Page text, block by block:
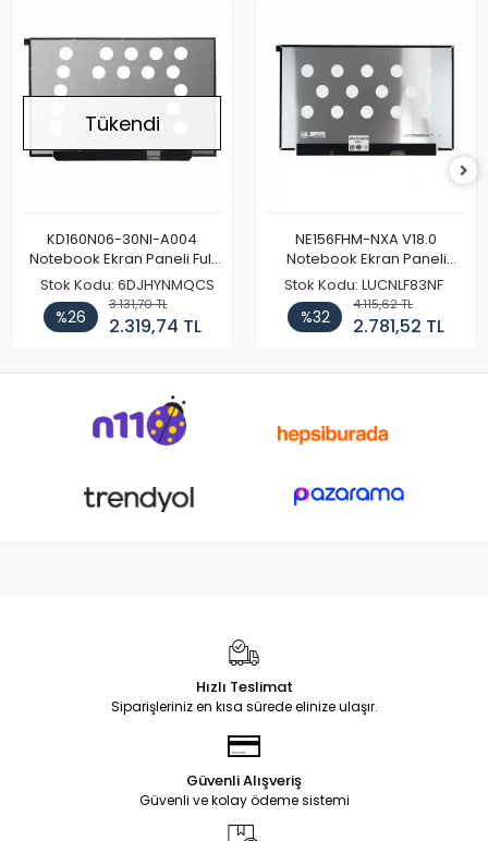
Tükendi
KD160N06-30NI-A004
Notebook Ekran Paneli Full
HD
Stok Kodu: 6DJHYNMQCS
%26
3.131,70 TL
2.319,74 TL
NE156FHM-NXA V18.0
Notebook Ekran Paneli
144Hz
Stok Kodu: LUCNLF83NF
%32
4.115,62 TL
2.781,52 TL
Hızlı Teslimat
Siparişleriniz en kısa sürede elinize ulaşır.
Güvenli Alışveriş
Güvenli ve kolay ödeme sistemi